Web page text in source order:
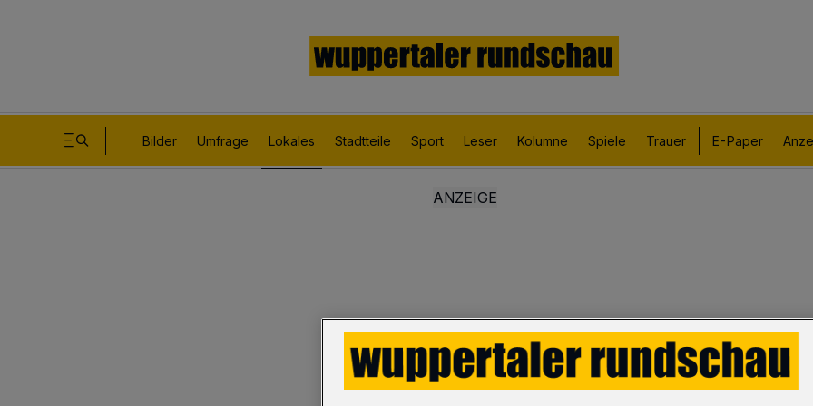
Bilder Umfrage Lokales Stadtteile Sport Leser Kolumne Spiele Trauer E-Paper